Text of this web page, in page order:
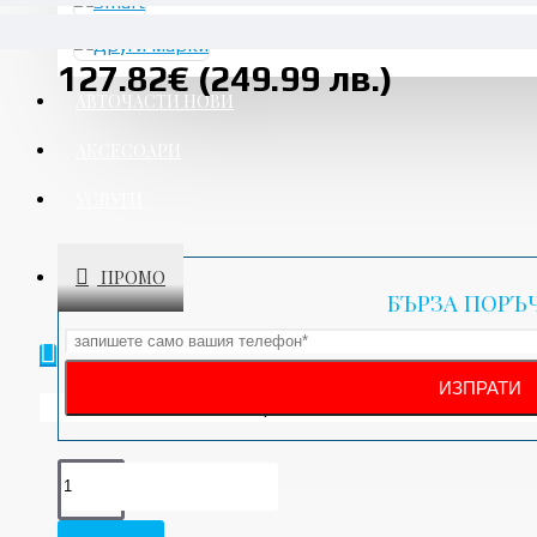
АВТОЧАСТИ НОВИ
ПРОМО
127.82€ (249.99 лв.)
БЪРЗА